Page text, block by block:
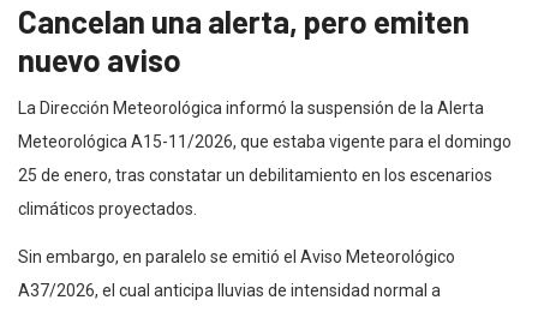
Cancelan una alerta, pero emiten
nuevo aviso
La Dirección Meteorológica informó la suspensión de la Alerta
Meteorológica A15-11/2026, que estaba vigente para el domingo
25 de enero, tras constatar un debilitamiento en los escenarios
climáticos proyectados.
Sin embargo, en paralelo se emitió el Aviso Meteorológico
A37/2026, el cual anticipa lluvias de intensidad normal a